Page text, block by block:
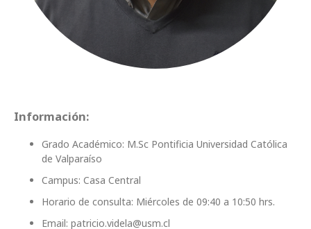
Información:
Grado Académico: M.Sc Pontificia Universidad Católica
de Valparaíso
Campus: Casa Central
Horario de consulta: Miércoles de 09:40 a 10:50 hrs.
Email: patricio.videla@usm.cl